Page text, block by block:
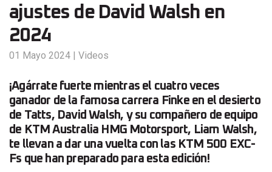
ajustes de David Walsh en
2024
01 Mayo 2024 | Videos
¡Agárrate fuerte mientras el cuatro veces
ganador de la famosa carrera Finke en el desierto
de Tatts, David Walsh, y su compañero de equipo
de KTM Australia HMG Motorsport, Liam Walsh,
te llevan a dar una vuelta con las KTM 500 EXC-
Fs que han preparado para esta edición!